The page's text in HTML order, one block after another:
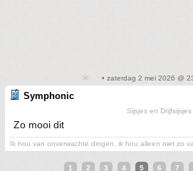
• zaterdag 2 mei 2026 @
Symphonic
Sijsjes en Drijfsijsjes
Zo mooi dit
Ik hou van onverwachte dingen, ik hou alleen niet zo
1 2 3 4 5 6 7